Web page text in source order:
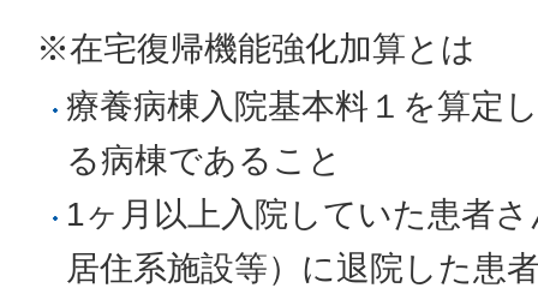
※在宅復帰機能強化加算とは
療養病棟入院基本料１を算定
る病棟であること
1ヶ月以上入院していた患者
居住系施設等）に退院した患